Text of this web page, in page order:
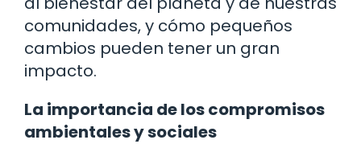
comunidades, y cómo pequeños
cambios pueden tener un gran
impacto.
La importancia de los compromisos
ambientales y sociales